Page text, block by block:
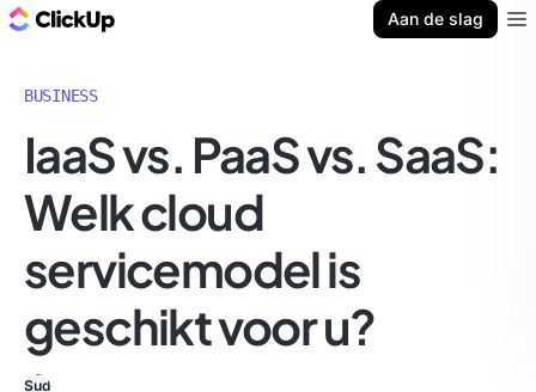
Aan de slag
BUSINESS
IaaS vs. PaaS vs. SaaS:
Welk cloud
servicemodel is
geschikt voor u?